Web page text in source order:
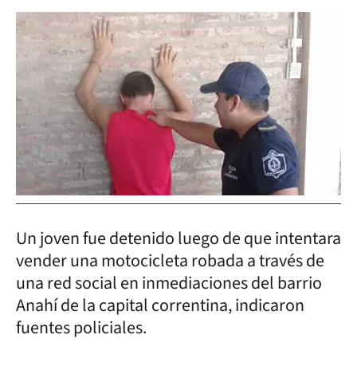
Un joven fue detenido luego de que intentara
vender una motocicleta robada a través de
una red social en inmediaciones del barrio
Anahí de la capital correntina, indicaron
fuentes policiales.